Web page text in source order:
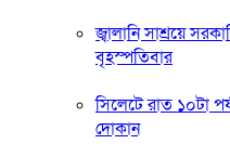
জ্বালানি সাশ্রয়ে
বৃহস্পতিবার
সিলেটে রাত ১০টা
দোকান